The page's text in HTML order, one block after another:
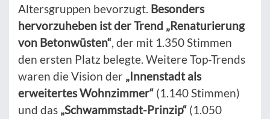
Altersgruppen bevorzugt. Besonders
hervorzuheben ist der Trend „Renaturierung
von Betonwüsten“, der mit 1.350 Stimmen
den ersten Platz belegte. Weitere Top-Trends
waren die Vision der „Innenstadt als
erweitertes Wohnzimmer“ (1.140 Stimmen)
und das „Schwammstadt-Prinzip“ (1.050